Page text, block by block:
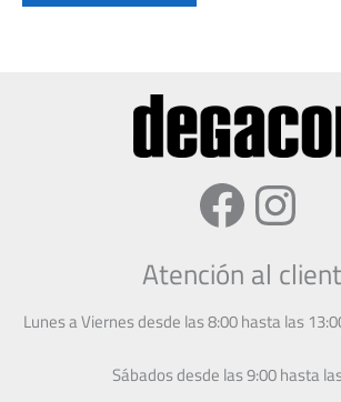
Atención al
Lunes a Viernes desde las 8:00 hasta las
Sábados desde las 9:00 hasta